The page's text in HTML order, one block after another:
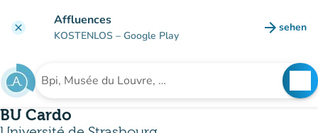
clear Affluences
KOSTENLOS – Google Play arrow_forward sehen
(new
Suche nach einer Einrichtung
BU Cardo